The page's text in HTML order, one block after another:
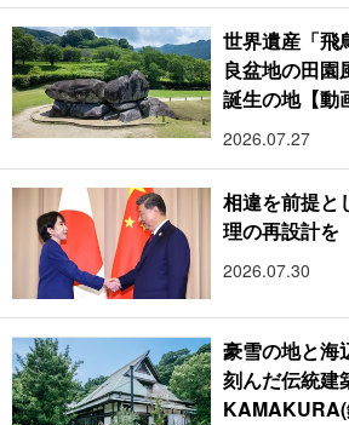
世界遺産「飛
良盆地の田園
誕生の地【動
2026.07.27
相違を前提と
理の再設計を
2026.07.30
豪雪の地と海
刻んだ伝統建